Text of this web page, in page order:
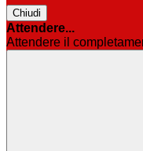
Chiudi
Attendere...
Attendere il